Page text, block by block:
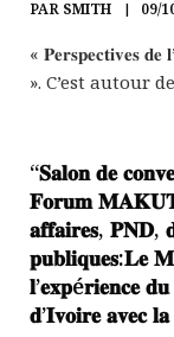
PAR SMITH 09/
« 𝐏𝐞𝐫𝐬𝐩𝐞𝐜𝐭𝐢𝐯𝐞𝐬 𝐝𝐞
». C’est autour
“𝐒𝐚𝐥𝐨𝐧 𝐝𝐞
𝐅𝐨𝐫𝐮𝐦
𝐚𝐟𝐟𝐚𝐢𝐫𝐞𝐬, 𝐏𝐍𝐃,
𝐩𝐮𝐛𝐥𝐢𝐪𝐮𝐞𝐬:𝐋𝐞
𝐥’𝐞𝐱𝐩é𝐫𝐢𝐞𝐧𝐜𝐞
𝐝’𝐈𝐯𝐨𝐢𝐫𝐞 𝐚𝐯𝐞𝐜